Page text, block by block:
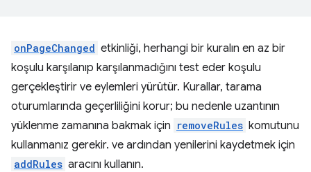
onPageChanged etkinliği, herhangi bir kuralın en az bir
koşulu karşılanıp karşılanmadığını test eder koşulu
gerçekleştirir ve eylemleri yürütür. Kurallar, tarama
oturumlarında geçerliliğini korur; bu nedenle uzantının
yüklenme zamanına bakmak için removeRules komutunu
kullanmanız gerekir. ve ardından yenilerini kaydetmek için
addRules aracını kullanın.